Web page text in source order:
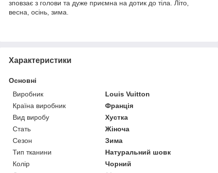
зповзає з голови та дуже приємна на дотик до тіла. Літо,
весна, осінь, зима.
Характеристики
Основні
Виробник
Louis Vuitton
Країна виробник
Франція
Вид виробу
Хустка
Стать
Жіноча
Сезон
Зима
Тип тканини
Натуральний шовк
Колір
Чорний